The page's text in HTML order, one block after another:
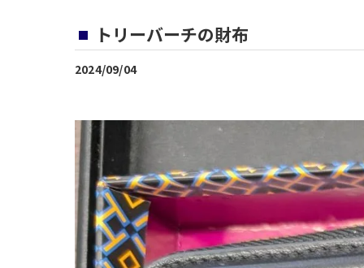
トリーバーチの財布
2024/09/04